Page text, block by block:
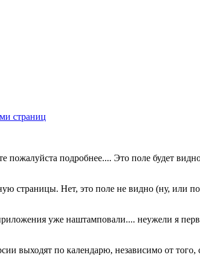
страниц
пожалуйста подробнее.... Это поле будет
страницы. Нет, это поле не видно (ну, или
уже наштамповали.... неужели я
выходят по календарю, независимо от